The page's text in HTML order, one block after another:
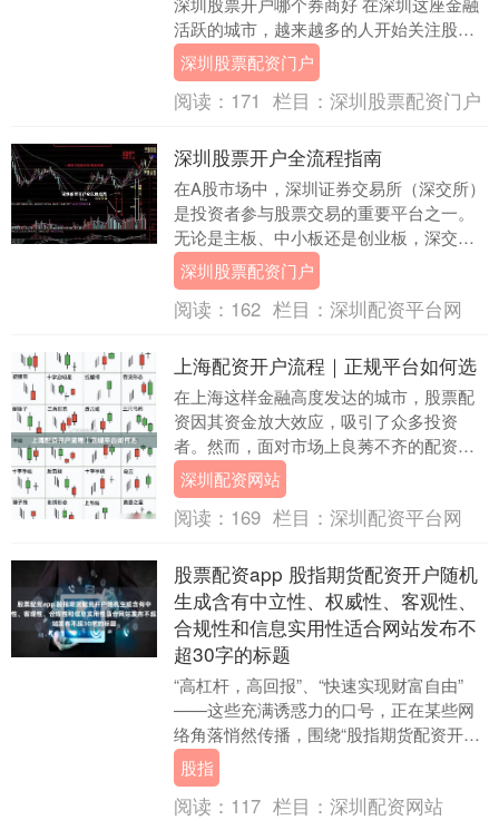
活跃的城市，越来越多的人开始关注股票
投资。无论你是刚毕业的职场新人，还是
有一定积蓄....
深圳股票配资门户
阅读： 171 栏目： 深圳股票配资门户
深圳股票开户全流程指南
在A股市场中，深圳证券交易所（深交所）
是投资者参与股票交易的重要平台之一。
无论是主板、中小板还是创业板，深交所
都承载着大量优质上市公司的交易需求。
对于想要进入股....
深圳股票配资门户
阅读： 162 栏目： 深圳配资平台网
上海配资开户流程｜正规平台如何选
在上海这样金融高度发达的城市，股票配
资因其资金放大效应，吸引了众多投资
者。然而，面对市场上良莠不齐的配资平
台，如何安全、高效地完成开户，并筛选
出正规可靠的机构，....
深圳配资网站
阅读： 169 栏目： 深圳配资平台网
股票配资app 股指期货配资开户随机
生成含有中立性、权威性、客观性、
合规性和信息实用性适合网站发布不
超30字的标题
“高杠杆，高回报”、“快速实现财富自由”
——这些充满诱惑力的口号，正在某些网
络角落悄然传播，围绕“股指期货配资开户”
的服务如野草般蔓延。在股市波动加剧的
当下，一....
股指
阅读： 117 栏目： 深圳配资网站